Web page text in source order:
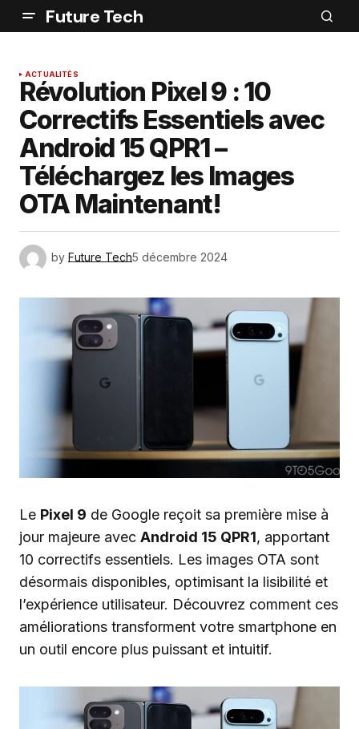
Future Tech
ACTUALITÉS
Révolution Pixel 9 : 10
Correctifs Essentiels avec
Android 15 QPR1 –
Téléchargez les Images
OTA Maintenant!
by Future Tech5 décembre 2024
Le Pixel 9 de Google reçoit sa première mise à
jour majeure avec Android 15 QPR1, apportant
10 correctifs essentiels. Les images OTA sont
désormais disponibles, optimisant la lisibilité et
l’expérience utilisateur. Découvrez comment ces
améliorations transforment votre smartphone en
un outil encore plus puissant et intuitif.